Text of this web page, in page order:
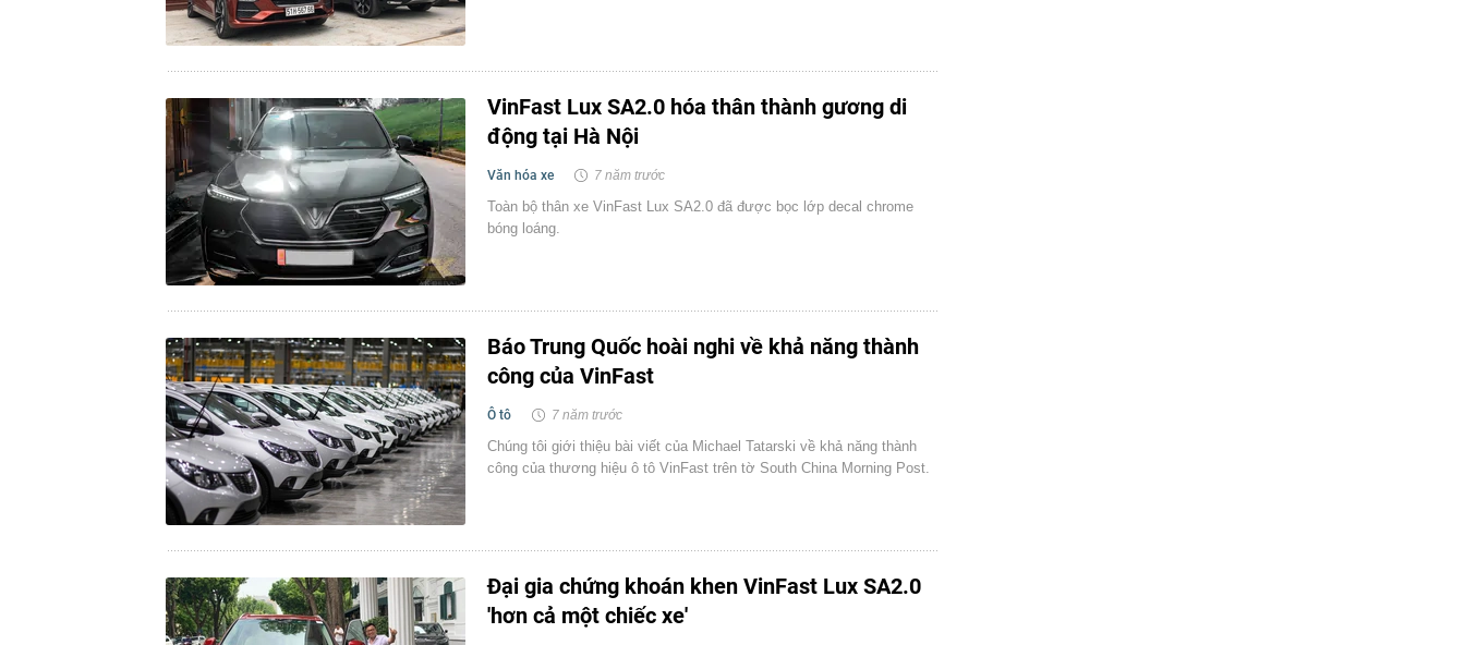
VinFast Lux SA2.0 hóa thân thành gương di
động tại Hà Nội
Văn hóa xe 7 năm trước
Toàn bộ thân xe VinFast Lux SA2.0 đã được bọc lớp decal chrome
bóng loáng.
Báo Trung Quốc hoài nghi về khả năng thành
công của VinFast
Ô tô 7 năm trước
Chúng tôi giới thiệu bài viết của Michael Tatarski về khả năng thành
công của thương hiệu ô tô VinFast trên tờ South China Morning Post.
Đại gia chứng khoán khen VinFast Lux SA2.0
'hơn cả một chiếc xe'